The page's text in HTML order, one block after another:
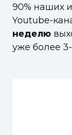
90% наших
Youtube-
неделю
уже более